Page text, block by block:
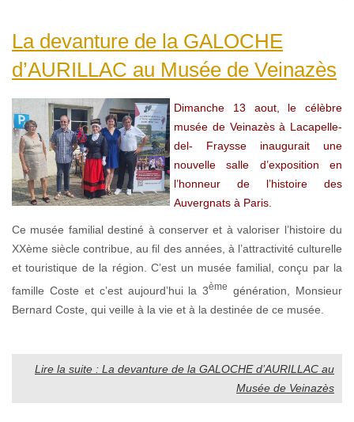
La devanture de la GALOCHE
d’AURILLAC au Musée de Veinazès
Dimanche 13 aout, le célèbre
musée de Veinazès à Lacapelle-
del- Fraysse inaugurait une
nouvelle salle d’exposition en
l’honneur de l’histoire des
Auvergnats à Paris.
Ce musée familial destiné à conserver et à valoriser l’histoire du
XXème siècle contribue, au fil des années, à l’attractivité culturelle
et touristique de la région. C’est un musée familial, conçu par la
famille Coste et c’est aujourd’hui la 3ème
génération, Monsieur
Bernard Coste, qui veille à la vie et à la destinée de ce musée.
Lire la suite : La devanture de la GALOCHE d’AURILLAC au
Musée de Veinazès